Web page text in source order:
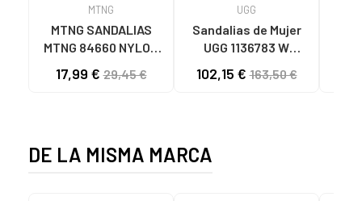
MTNG
MTNG SANDALIAS
MTNG 84660 NYLON
C59785 - - NYLON
17,99 €29,45 €
UGG
Sandalias de Mujer
UGG 1136783 W
CHESTNUT
102,15 €163,50 €
DE LA MISMA MARCA